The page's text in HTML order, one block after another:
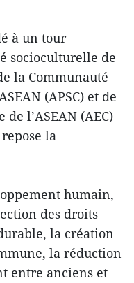
à un tour
socioculturelle de
la Communauté
(APSC) et de
l’ASEAN (AEC)
la
humain,
des droits
la création
la réduction
entre anciens et